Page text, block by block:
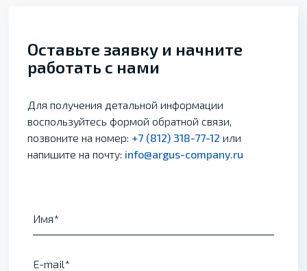
Оставьте заявку и начните
работать с нами
Для получения детальной информации
воспользуйтесь формой обратной связи,
позвоните на номер: +7 (812) 318-77-12 или
напишите на почту: info@argus-company.ru
Имя
E-mail